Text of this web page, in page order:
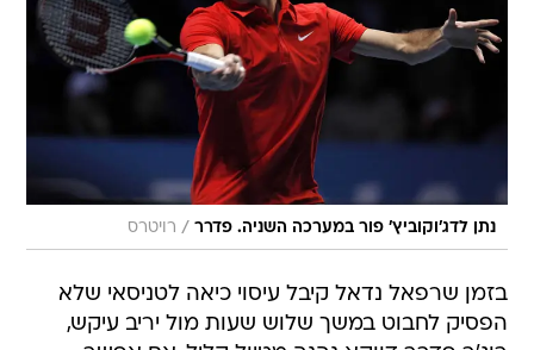
נתן לדג'וקוביץ' פור במערכה השניה. פדרר / רויטרס
בזמן שרפאל נדאל קיבל עיסוי כיאה לטניסאי שלא
הפסיק לחבוט במשך שלוש שעות מול יריב עיקש,